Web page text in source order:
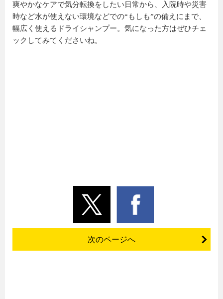
爽やかなケアで気分転換をしたい日常から、入院時や災害
時など水が使えない環境などでの“もしも”の備えにまで、
幅広く使えるドライシャンプー。気になった方はぜひチェ
ックしてみてくださいね。
次のページへ